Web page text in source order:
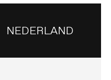
NEDERLAND